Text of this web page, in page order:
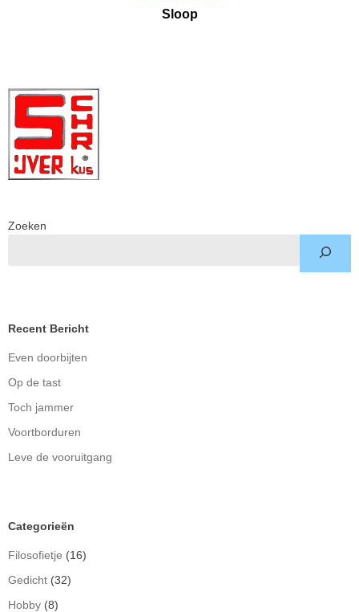
Sloop
Zoeken
Recent Bericht
Even doorbijten
Op de tast
Toch jammer
Voortborduren
Leve de vooruitgang
Categorieën
Filosofietje (16)
Gedicht (32)
Hobby (8)